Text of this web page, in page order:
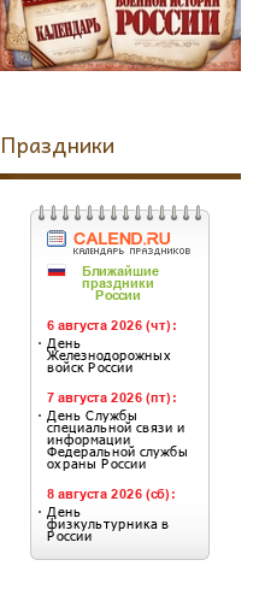
Праздники